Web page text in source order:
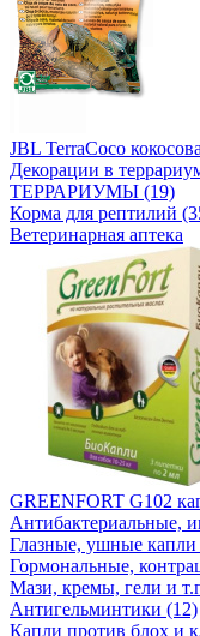
JBL TerraCoco
Декорации в
ТЕРРАРИУМЫ (19)
Корма для рептилий
Ветеринарная аптека
GREENFORT G102
Антибактериальные,
Глазные, ушные капли
Гормональные,
Мази, кремы, гели и
Антигельминтики (12)
Капли против блох и